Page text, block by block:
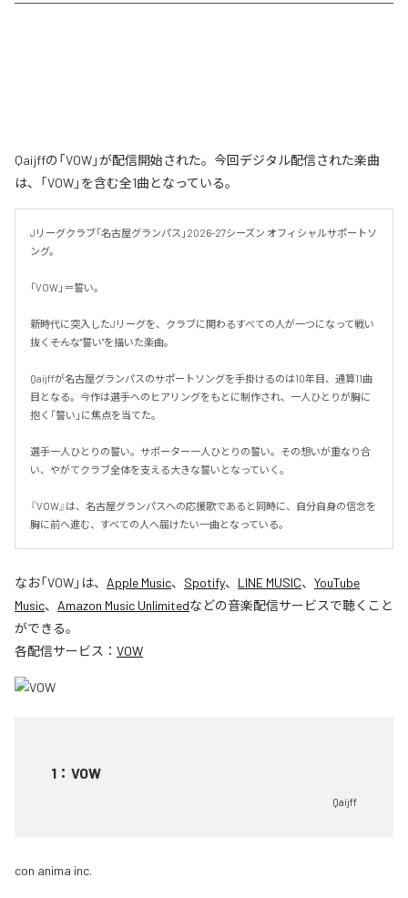
Qaijffの「VOW」が配信開始された。今回デジタル配信された楽曲
は、「VOW」を含む全1曲となっている。
Jリーグクラブ「名古屋グランパス」2026-27シーズン オフィシャルサポートソ
ング。
「VOW」＝誓い。
新時代に突入したJリーグを、クラブに関わるすべての人が一つになって戦い
抜く――そんな"誓い"を描いた楽曲。
Qaijffが名古屋グランパスのサポートソングを手掛けるのは10年目、通算11曲
目となる。今作は選手へのヒアリングをもとに制作され、一人ひとりが胸に
抱く「誓い」に焦点を当てた。
選手一人ひとりの誓い。サポーター一人ひとりの誓い。その想いが重なり合
い、やがてクラブ全体を支える大きな誓いとなっていく。
『VOW』は、名古屋グランパスへの応援歌であると同時に、自分自身の信念を
胸に前へ進む、すべての人へ届けたい一曲となっている。
なお「VOW」は、 Apple Music、 Spotify、 LINE MUSIC、 YouTube
Music、 Amazon Music Unlimitedなどの音楽配信サービスで聴くこと
ができる。
各配信サービス： VOW
1 ： VOW
Qaijff
con anima inc.